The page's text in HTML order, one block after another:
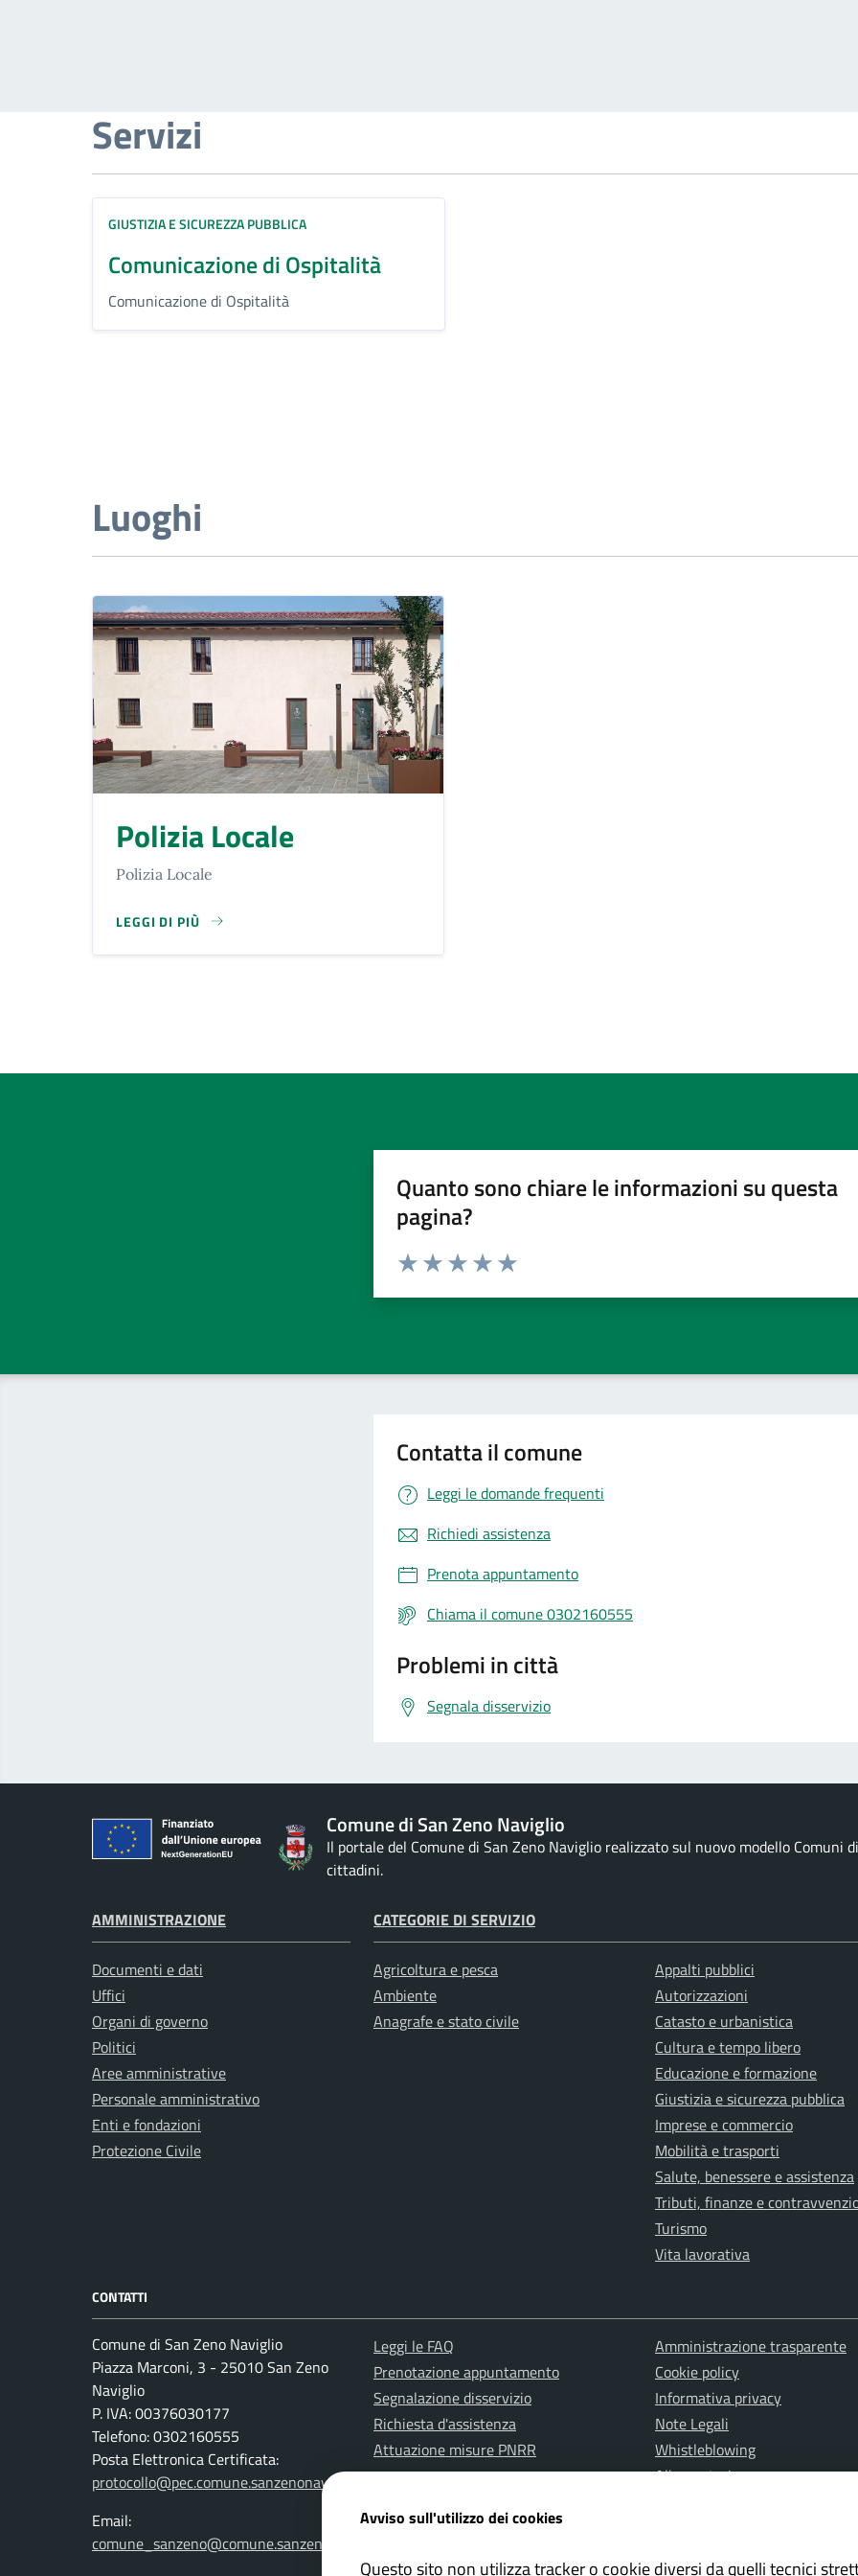
Servizi
GIUSTIZIA E SICUREZZA PUBBLICA
Comunicazione di Ospitalità
Comunicazione di Ospitalità
Luoghi
Polizia Locale
Polizia Locale
LEGGI DI PIÙ
SU POLIZIA LOCALE
Quanto sono chiare le informazioni su questa
pagina?
Valuta da 1 a 5 stelle la pagina
Contatta il comune
Leggi le domande frequenti
Richiedi assistenza
Prenota appuntamento
Chiama il comune 0302160555
Problemi in città
Segnala disservizio
Comune di San Zeno Naviglio
Il portale del Comune di San Zeno Naviglio realizzato sul nuovo modello
cittadini.
AMMINISTRAZIONE
Documenti e dati
Uffici
Organi di governo
Politici
Aree amministrative
Personale amministrativo
Enti e fondazioni
Protezione Civile
CATEGORIE DI SERVIZIO
Agricoltura e pesca
Ambiente
Anagrafe e stato civile
Appalti pubblici
Autorizzazioni
Catasto e urbanistica
Cultura e tempo libero
Educazione e formazione
Giustizia e sicurezza pubblica
Imprese e commercio
Mobilità e trasporti
Salute, benessere e assistenza
Tributi, finanze e
Turismo
Vita lavorativa
CONTATTI
Comune di San Zeno Naviglio
Piazza Marconi, 3 - 25010 San Zeno
Naviglio
P. IVA: 00376030177
Telefono: 0302160555
Posta Elettronica Certificata:
protocollo@pec.comune.sanzenonaviglio.bs.it
Email:
comune_sanzeno@comune.sanzenonaviglio.bs.it
Leggi le FAQ
Prenotazione appuntamento
Segnalazione disservizio
Richiesta d'assistenza
Attuazione misure PNRR
Amministrazione trasparente
Cookie policy
Informativa privacy
Note Legali
Whistleblowing
Albo pretorio
Avviso sull'utilizzo dei cookies
Questo sito non utilizza tracker o cookie diversi da quelli tecnici